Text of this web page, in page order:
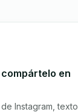
en
Instagram, texto